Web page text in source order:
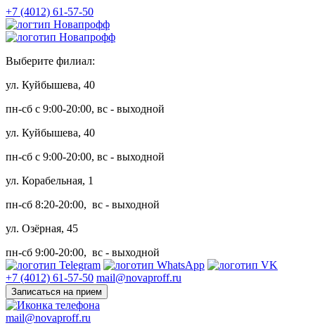
+7 (4012) 61-57-50
Выберите филиал:
ул. Куйбышева, 40
пн-сб с 9:00-20:00, вс - выходной
ул. Куйбышева, 40
пн-сб с 9:00-20:00, вс - выходной
ул. Корабельная, 1
пн-сб 8:20-20:00, вс - выходной
ул. Озёрная, 45
пн-сб 9:00-20:00, вс - выходной
+7 (4012) 61-57-50 mail@novaproff.ru
Записаться на прием
mail@novaproff.ru